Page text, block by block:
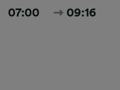
07:00 09:16